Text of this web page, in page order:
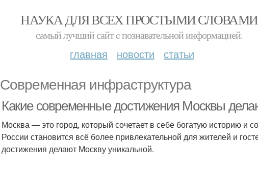
НАУКА ДЛЯ ВСЕХ ПРОСТЫМИ СЛОВАМИ
самый лучший сайт c познавательной информацией.
главная новости статьи
Современная инфраструктура
Какие современные достижения Москвы
Москва — это город, который сочетает в себе богатую историю и
России становится всё более привлекательной для жителей и
достижения делают Москву уникальной.